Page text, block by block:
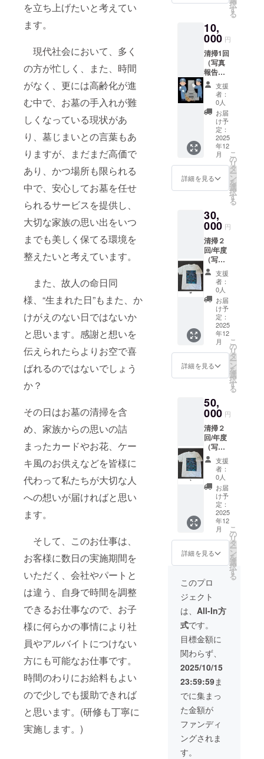
を立ち上げたいと考えてい
ます。
現代社会において、多く
の方が忙しく、また、時間
がなく、更には高齢化が進
む中で、お墓の手入れが難
しくなっている現状があ
り、墓じまいとの言葉もあ
りますが、まだまだ高価で
あり、かつ場所も限られる
中で、安心してお墓を任せ
られるサービスを提供し、
大切な家族の思い出をいつ
までも美しく保てる環境を
整えたいと考えています。
また、故人の命日同
様、“生まれた日”もまた、か
けがえのない日ではないか
と思います。感謝と想いを
伝えられたらよりお空で喜
ばれるのではないでしょう
か？
その日はお墓の清掃を含
め、家族からの思いの詰
まったカードやお花、ケー
キ風のお供えなどを皆様に
代わって私たちが大切な人
への想いが届ければと思い
ます。
そして、このお仕事は、
お客様に数日の実施期間を
いただく、会社やパートと
は違う、自身で時間を調整
できるお仕事なので、お子
様に何らかの事情により社
員やアルバイトにつけない
方にも可能なお仕事です。
時間のわりにお給料もよい
ので少しでも援助できれば
と思います。(研修も丁寧に
実施します。)
びお供
たしま
す。 実
施時期
につい
てはご
相談さ
せてい
ただき
ますの
でご了
承くだ
さい。
ただ
し、場
所によ
り出張
費を頂
ます。
リター
ン期限:
２０２
６年１
２月１
日～２
０２６
年１２
月２６
日まで
(年末年
始休み
１２月
２７日
～１月
４日)
択
す
る
10,
000 円
清掃1回
（写真
報告
付）＋
感謝状
ご支援
者様の
ご先祖
様やご
親族
様、お
知り合
いのお
墓を清
掃及び
お供え
しま
す。 実
施時期
につい
てはご
相談さ
せてい
ただき
ますの
でご了
承くだ
さい。
ただ
し、場
所によ
り出張
費を頂
ます。
リター
ン期限:
２０２
６年１
２月１
日～２
０２６
年１２
月２６
日まで
(年末年
始休み
１２月
２７日
～１月
４日)
支援
者：
0人
お届
け予
定：
2025
年12
月
詳細を見る
こ
の
リ
タ
ー
ン
を
選
択
す
る
30,
000 円
清掃２
回/年度
（写真
報告
付）＋
記念
グッズ
（ス
タッフT
シャ
ツ） ご
支援者
様のご
先祖様
やご親
族様、
合いの
お墓を
清掃及
びお供
え等い
たしま
す。 実
施時期
につい
てはご
相談さ
せてい
ただき
ますの
でご了
承くだ
さい。
所によ
り出張
費を頂
戴する
場合が
ござい
ます。
リター
ン期限:
２０２
６年１
２月１
日～２
０２６
年１２
月２６
日まで
(年末年
支援
者：
0人
お届
け予
定：
2025
年12
月
詳細を見る
こ
の
リ
タ
ー
ン
を
選
択
す
る
50,
000 円
清掃２
回/年度
（写真
報告
付）次
年度割
引３0％
（予
定）＋
記念
グッズ
（オリ
ジナル
スタッ
フTシャ
ツ） ご
支援者
様のご
先祖様
やご親
族様、
お知り
合いの
お墓を
清掃及
びお供
え等い
たしま
す。 実
施時期
につい
てはご
相談さ
せてい
支援
者：
0人
お届
け予
定：
2025
年12
月
詳細を見る
こ
の
リ
タ
ー
ン
を
選
択
す
る
このプロ
ジェクト
は、 All-In方
式です。
目標金額に
関わらず、
2025/10/15
23:59:59ま
でに集まっ
た金額が
ファンディ
ングされま
す。